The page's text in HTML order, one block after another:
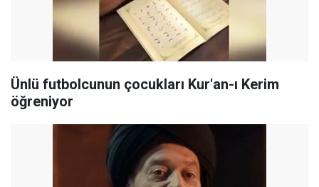
Ünlü futbolcunun çocukları Kur'an-ı Kerim
öğreniyor